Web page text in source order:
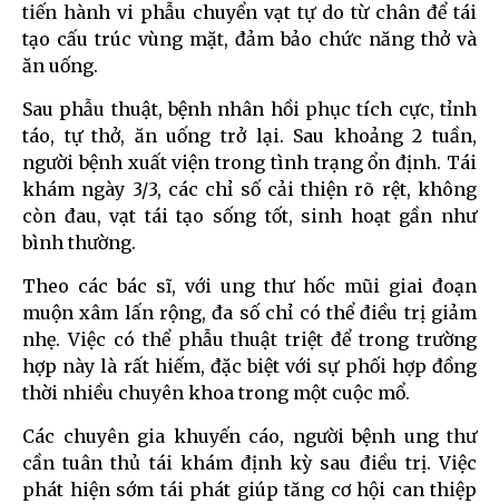
tiến hành vi phẫu chuyển vạt tự do từ chân để tái
tạo cấu trúc vùng mặt, đảm bảo chức năng thở và
ăn uống.
Sau phẫu thuật, bệnh nhân hồi phục tích cực, tỉnh
táo, tự thở, ăn uống trở lại. Sau khoảng 2 tuần,
người bệnh xuất viện trong tình trạng ổn định. Tái
khám ngày 3/3, các chỉ số cải thiện rõ rệt, không
còn đau, vạt tái tạo sống tốt, sinh hoạt gần như
bình thường.
Theo các bác sĩ, với ung thư hốc mũi giai đoạn
muộn xâm lấn rộng, đa số chỉ có thể điều trị giảm
nhẹ. Việc có thể phẫu thuật triệt để trong trường
hợp này là rất hiếm, đặc biệt với sự phối hợp đồng
thời nhiều chuyên khoa trong một cuộc mổ.
Các chuyên gia khuyến cáo, người bệnh ung thư
cần tuân thủ tái khám định kỳ sau điều trị. Việc
phát hiện sớm tái phát giúp tăng cơ hội can thiệp